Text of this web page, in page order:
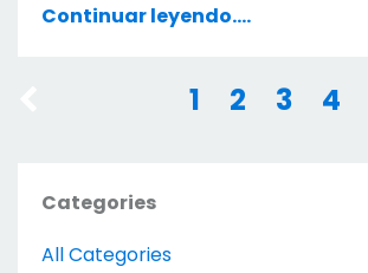
Continuar leyendo....
1 2 3 4
Categories
All Categories